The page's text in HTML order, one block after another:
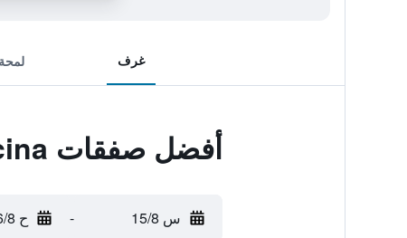
غرف
أفضل صفقات Hotel Pavla Vysocina
س 15/8 - ح 16/8